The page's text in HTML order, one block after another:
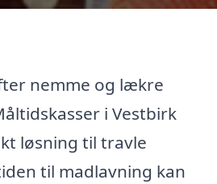
nemme og lækre
i Vestbirk
løsning til travle
til madlavning kan